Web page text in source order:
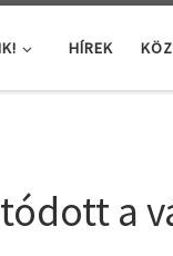
HÍREK
a